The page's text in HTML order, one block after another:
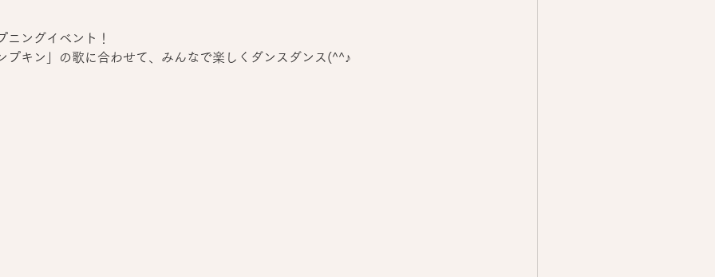
ニングイベント！
プキン」の歌に合わせて、みんなで楽しくダンスダンス(^^♪